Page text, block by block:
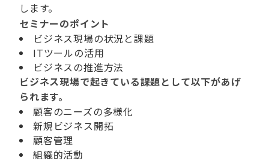
します。
セミナーのポイント
ビジネス現場の状況と課題
ITツールの活用
ビジネスの推進方法
ビジネス現場で起きている課題として以下があげ
られます。
顧客のニーズの多様化
新規ビジネス開拓
顧客管理
組織的活動